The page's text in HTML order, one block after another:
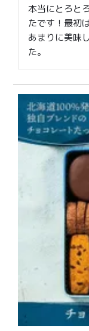
¥4,000〜
TOP
メンバー特
ご利用ガイ
プライバシー
特定商取引法
本当にとろと
たです！最初
あまりに美味
た。